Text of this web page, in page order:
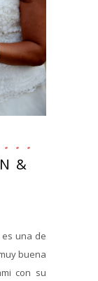
&
una de
buena
con su